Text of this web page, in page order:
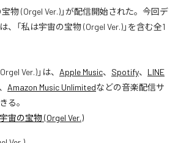
物 (Orgel Ver.)」が配信開始された。今回デ
「私は宇宙の宝物 (Orgel Ver.)」を含む全1
Ver.)」は、 Apple Music、 Spotify、 LINE
、 Amazon Music Unlimitedなどの音楽配信サ
る。
宙の宝物 (Orgel Ver.)